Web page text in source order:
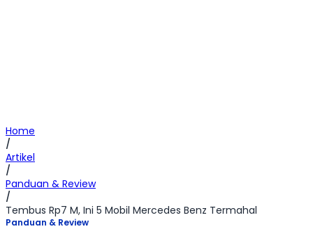
Home
/
Artikel
/
Panduan & Review
/
Tembus Rp7 M, Ini 5 Mobil Mercedes Benz Termahal​
Panduan & Review